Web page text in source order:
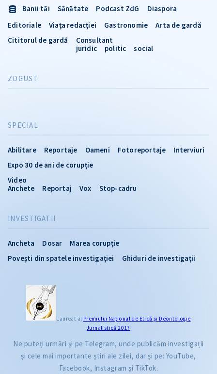
INVESTIGATII
Ancheta Dosar
Marea corupție
Povești din spatele investigației
Ghiduri de investigații
SPECIAL
Abilitare Reportaje Oameni Fotoreportaje
Interviuri
Expo 30 de ani de corupție
Video
Anchete
Reportaj Vox Stop-cadru
Banii tăi Sănătate Podcast ZdG
Diaspora
Editoriale
Viața redacției Gastronomie
Arta de gardă
Cititorul de gardă
Consultant
juridic
politic social
ZDGUST
Laureat al Premiului Naţional de Etică și Deontologie
Jurnalistică 2017
Ne puteți urmări și pe Telegram, unde publicăm investigații
și cele mai importante știri ale zilei, dar și pe: YouTube,
Facebook, Instagram și TikTok.